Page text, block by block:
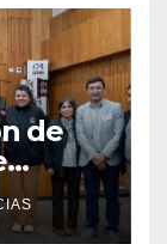
de
el